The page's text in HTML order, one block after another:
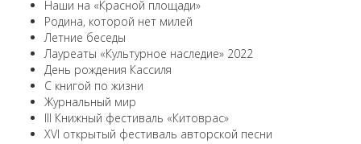
Наши на «Красной площади»
Родина, которой нет милей
Летние беседы
Лауреаты «Культурное наследие» 2022
День рождения Кассиля
С книгой по жизни
Журнальный мир
III Книжный фестиваль «Китоврас»
ХVI открытый фестиваль авторской песни